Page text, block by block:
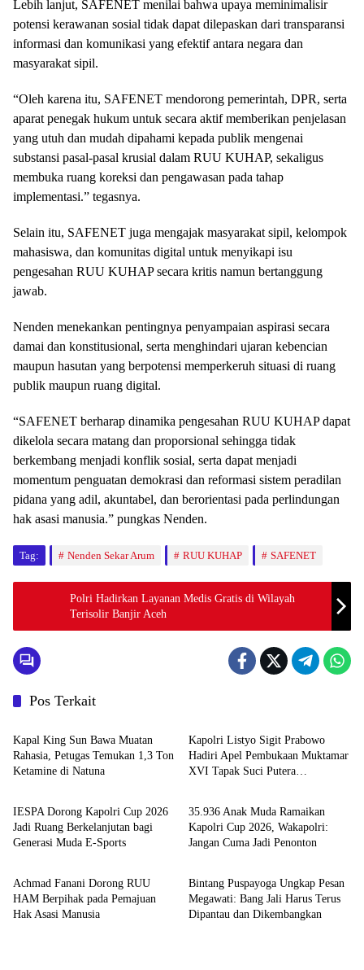
Lebih lanjut, SAFENET menilai bahwa upaya meminimalisir
potensi kerawanan sosial tidak dapat dilepaskan dari transparansi
informasi dan komunikasi yang efektif antara negara dan
masyarakat sipil.
“Oleh karena itu, SAFENET mendorong pemerintah, DPR, serta
aparat penegak hukum untuk secara aktif memberikan penjelasan
yang utuh dan mudah dipahami kepada publik mengenai
substansi pasal-pasal krusial dalam RUU KUHAP, sekaligus
membuka ruang koreksi dan pengawasan pada tahap
implementasi.” tegasnya.
Selain itu, SAFENET juga mengajak masyarakat sipil, kelompok
mahasiswa, dan komunitas digital untuk menyikapi isu
pengesahan RUU KUHAP secara kritis namun bertanggung
jawab.
Nenden menekankan pentingnya penyampaian aspirasi secara
damai dan konstitusional, serta menghindari ujaran kebencian
maupun hasutan yang berpotensi memperkeruh situasi di ruang
publik maupun ruang digital.
“SAFENET berharap dinamika pengesahan RUU KUHAP dapat
dikelola secara matang dan proporsional sehingga tidak
berkembang menjadi konflik sosial, serta dapat menjadi
momentum penguatan demokrasi dan reformasi sistem peradilan
pidana yang adil, akuntabel, dan berorientasi pada perlindungan
hak asasi manusia.” pungkas Nenden.
Tag: Nenden Sekar Arum RUU KUHAP SAFENET
Polri Hadirkan Layanan Medis Gratis di Wilayah
Terisolir Banjir Aceh
Pos Terkait
News
Kapal King Sun Bawa Muatan
Rahasia, Petugas Temukan 1,3 Ton
Ketamine di Natuna
Kapolri Listyo Sigit Prabowo
Hadiri Apel Pembukaan Muktamar
XVI Tapak Suci Putera
News
IESPA Dorong Kapolri Cup 2026
Jadi Ruang Berkelanjutan bagi
Generasi Muda E-Sports
News
35.936 Anak Muda Ramaikan
Kapolri Cup 2026, Wakapolri:
Jangan Cuma Jadi Penonton
News
Achmad Fanani Dorong RUU
HAM Berpihak pada Pemajuan
Hak Asasi Manusia
News
Bintang Puspayoga Ungkap Pesan
Megawati: Bang Jali Harus Terus
Dipantau dan Dikembangkan